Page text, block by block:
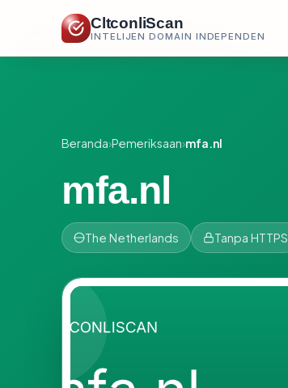
CltconliScan
INTELIJEN DOMAIN INDEPENDEN
Beranda›Pemeriksaan›mfa.nl
mfa.nl
The Netherlands Tanpa HTTPS